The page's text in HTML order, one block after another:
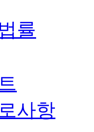
률
사항